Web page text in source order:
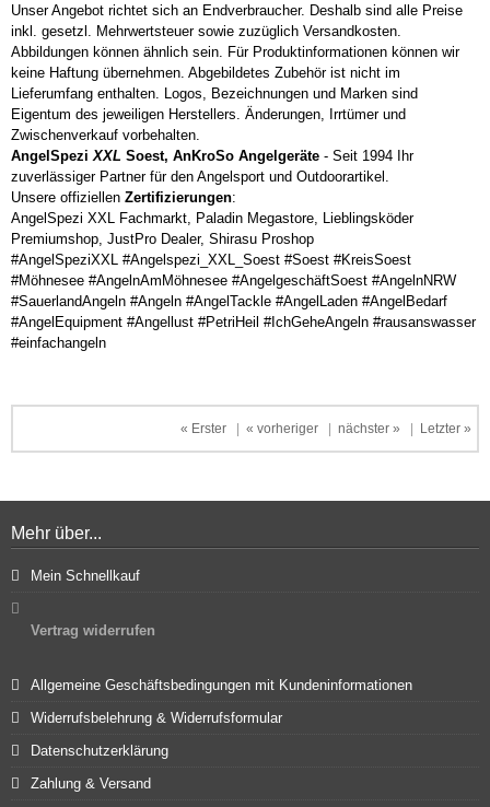
Unser Angebot richtet sich an Endverbraucher. Deshalb sind alle Preise
inkl. gesetzl. Mehrwertsteuer sowie zuzüglich Versandkosten.
Abbildungen können ähnlich sein. Für Produktinformationen können wir
keine Haftung übernehmen. Abgebildetes Zubehör ist nicht im
Lieferumfang enthalten. Logos, Bezeichnungen und Marken sind
Eigentum des jeweiligen Herstellers. Änderungen, Irrtümer und
Zwischenverkauf vorbehalten.
AngelSpeziXXL Soest, AnKroSo Angelgeräte - Seit 1994 Ihr
zuverlässiger Partner für den Angelsport und Outdoorartikel.
Unsere offiziellen Zertifizierungen:
AngelSpezi XXL Fachmarkt, Paladin Megastore, Lieblingsköder
Premiumshop, JustPro Dealer, Shirasu Proshop
#AngelSpeziXXL #Angelspezi_XXL_Soest #Soest #KreisSoest
#Möhnesee #AngelnAmMöhnesee #AngelgeschäftSoest #AngelnNRW
#SauerlandAngeln #Angeln #AngelTackle #AngelLaden #AngelBedarf
#AngelEquipment #Angellust #PetriHeil #IchGeheAngeln #rausanswasser
#einfachangeln
« Erster « vorheriger nächster » Letzter »
Mehr über...
Mein Schnellkauf
Vertrag widerrufen
Allgemeine Geschäftsbedingungen mit Kundeninformationen
Widerrufsbelehrung & Widerrufsformular
Datenschutzerklärung
Zahlung & Versand